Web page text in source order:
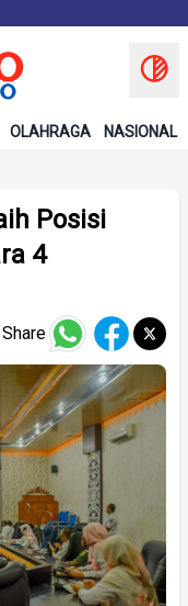
OLAHRAGA NASIONAL
Posisi
4
Share